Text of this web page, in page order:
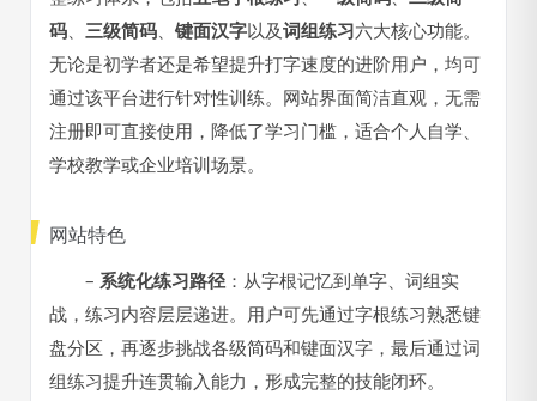
码、 三级简码、 键面汉字以及词组练习六大核心功能。
无论是初学者还是希望提升打字速度的进阶用户，均可
通过该平台进行针对性训练。网站界面简洁直观，无需
注册即可直接使用，降低了学习门槛，适合个人自学、
学校教学或企业培训场景。
网站特色
– 系统化练习路径：从字根记忆到单字、词组实
战，练习内容层层递进。用户可先通过字根练习熟悉键
盘分区，再逐步挑战各级简码和键面汉字，最后通过词
组练习提升连贯输入能力，形成完整的技能闭环。